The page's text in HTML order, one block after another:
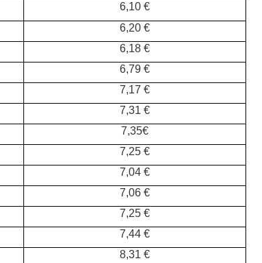
6,10 €
6,20 €
6,18 €
6,79 €
7,17 €
7,31 €
7,35€
7,25 €
7,04 €
7,06 €
7,25 €
7,44 €
8,31 €